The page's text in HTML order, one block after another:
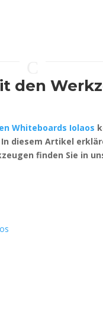
Whiteboards Iolaos
diesem Artikel
finden Sie in